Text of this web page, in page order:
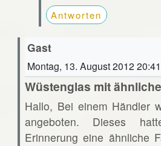
Antworten
Gast
Montag, 13. August 2012 20:41
Wüstenglas mit
Hallo, Bei einem Händler
angeboten. Dieses
Erinnerung eine ähnliche